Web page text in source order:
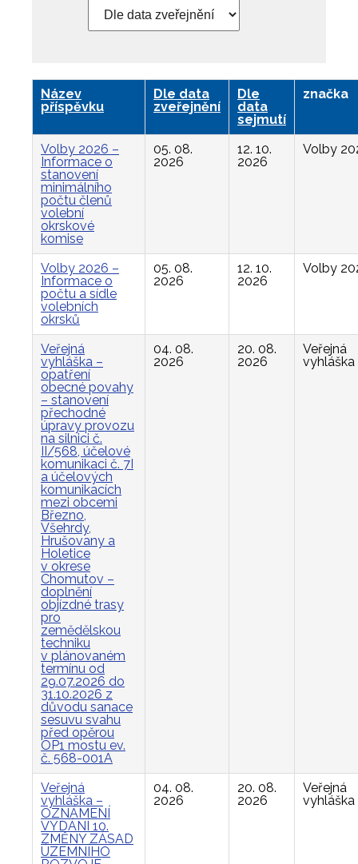
Název
příspěvku
Dle data
zveřejnění
Dle
data
sejmutí
značka
Volby 2026 –
Informace o
stanovení
minimálního
počtu členů
volební
okrskové
komise
05. 08.
2026
12. 10.
2026
Volby
Volby 2026 –
Informace o
počtu a sídle
volebních
okrsků
05. 08.
2026
12. 10.
2026
Volby
Veřejná
vyhláška –
opatření
obecné povahy
– stanovení
přechodné
úpravy provozu
na silnici č.
II/568, účelové
komunikaci č. 7I
a účelových
komunikacích
mezi obcemi
Březno,
Všehrdy,
Hrušovany a
Holetice
v okrese
Chomutov –
doplnění
objízdné trasy
pro
zemědělskou
techniku
v plánovaném
termínu od
29.07.2026 do
31.10.2026 z
důvodu sanace
sesuvu svahu
před opěrou
OP1 mostu ev.
č. 568-001A
04. 08.
2026
20. 08.
2026
Veřejná
vyhláška
Veřejná
vyhláška –
OZNÁMENÍ
VYDÁNÍ 10.
ZMĚNY ZÁSAD
ÚZEMNÍHO
04. 08.
2026
20. 08.
2026
Veřejná
vyhláška